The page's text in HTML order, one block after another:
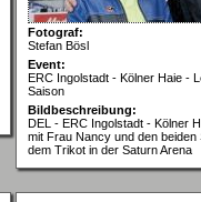
Fotograf:
Stefan Bösl
Event:
ERC Ingolstadt - Kölner Haie -
Saison
Bildbeschreibung:
DEL - ERC Ingolstadt - Kölner
mit Frau Nancy und den beiden
dem Trikot in der Saturn Arena